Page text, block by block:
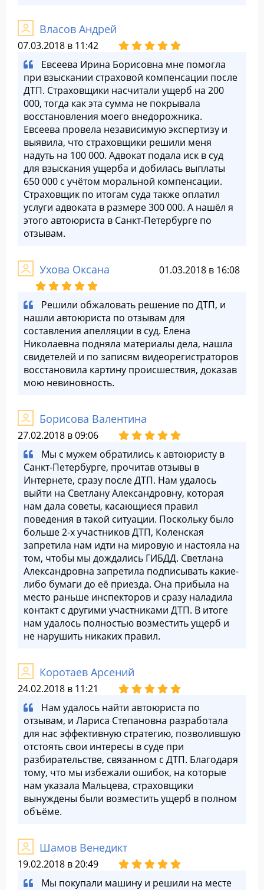
Власов Андрей
07.03.2018 в 11:42
Евсеева Ирина Борисовна мне помогла
при взыскании страховой компенсации после
ДТП. Страховщики насчитали ущерб на 200
000, тогда как эта сумма не покрывала
восстановления моего внедорожника.
Евсеева провела независимую экспертизу и
выявила, что страховщики решили меня
надуть на 100 000. Адвокат подала иск в суд
для взыскания ущерба и добилась выплаты
650 000 с учётом моральной компенсации.
Страховщик по итогам суда также оплатил
услуги адвоката в размере 300 000. А нашёл я
этого автоюриста в Санкт-Петербурге по
отзывам.
Ухова Оксана 01.03.2018 в 16:08
Решили обжаловать решение по ДТП, и
нашли автоюриста по отзывам для
составления апелляции в суд. Елена
Николаевна подняла материалы дела, нашла
свидетелей и по записям видеорегистраторов
восстановила картину происшествия, доказав
мою невиновность.
Борисова Валентина
27.02.2018 в 09:06
Мы с мужем обратились к автоюристу в
Санкт-Петербурге, прочитав отзывы в
Интернете, сразу после ДТП. Нам удалось
выйти на Светлану Александровну, которая
нам дала советы, касающиеся правил
поведения в такой ситуации. Поскольку было
больше 2-х участников ДТП, Коленская
запретила нам идти на мировую и настояла на
том, чтобы мы дождались ГИБДД. Светлана
Александровна запретила подписывать какие-
либо бумаги до её приезда. Она прибыла на
место раньше инспекторов и сразу наладила
контакт с другими участниками ДТП. В итоге
нам удалось полностью возместить ущерб и
не нарушить никаких правил.
Коротаев Арсений
24.02.2018 в 11:21
Нам удалось найти автоюриста по
отзывам, и Лариса Степановна разработала
для нас эффективную стратегию, позволившую
отстоять свои интересы в суде при
разбирательстве, связанном с ДТП. Благодаря
тому, что мы избежали ошибок, на которые
нам указала Мальцева, страховщики
вынуждены были возместить ущерб в полном
объёме.
Шамов Венедикт
19.02.2018 в 20:49
Мы покупали машину и решили на месте